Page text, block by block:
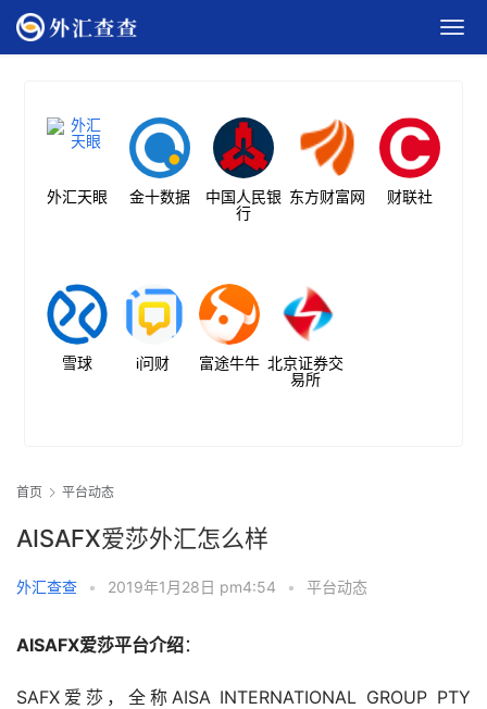
外汇天眼 金十数据
中国人民银
行
东方财富网 财联社
雪球 i问财 富途牛牛 北京证券交
易所
首页 平台动态
AISAFX爱莎外汇怎么样
外汇查查 • 2019年1月28日 pm4:54 • 平台动态
AISAFX爱莎平台介绍：
SAFX爱莎，全称AISA INTERNATIONAL GROUP PTY